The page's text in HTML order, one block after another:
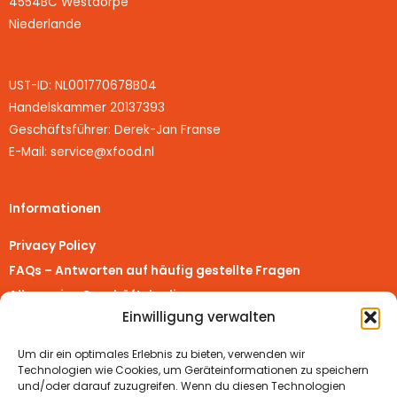
Einwilligung verwalten
Um dir ein optimales Erlebnis zu bieten, verwenden wir
Technologien wie Cookies, um Geräteinformationen zu speichern
und/oder darauf zuzugreifen. Wenn du diesen Technologien
Niederlande
UST-ID: NL001770678B04
Handelskammer 20137393
Geschäftsführer: Derek-Jan Franse
E-Mail: service@xfood.nl
Informationen
Privacy Policy
FAQs – Antworten auf häufig gestellte Fragen
Allgemeine Geschäftsbedingungen
Richtlinie für Rückerstattungen und Rückgaben
Vertrag widerrufen